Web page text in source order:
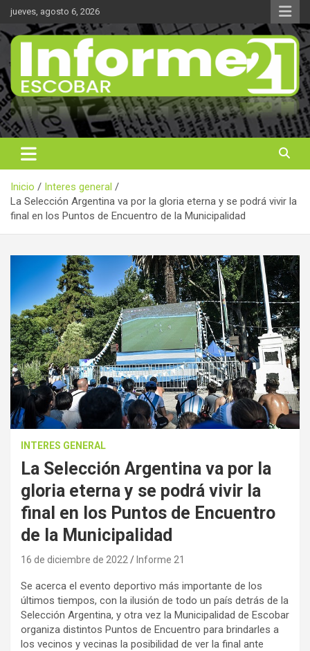
Saltar
contenido
jueves, agosto 6, 2026
Informe 21
Noticas reales
Inicio
Interes general
La Selección Argentina va por la gloria eterna y se podrá vivir la
final en los Puntos de Encuentro de la Municipalidad
INTERES GENERAL
La Selección Argentina va por la
gloria eterna y se podrá vivir la
final en los Puntos de Encuentro
de la Municipalidad
16 de diciembre de 2022 Informe 21
Se acerca el evento deportivo más importante de los
últimos tiempos, con la ilusión de todo un país detrás de la
Selección Argentina, y otra vez la Municipalidad de Escobar
organiza distintos Puntos de Encuentro para brindarles a
los vecinos y vecinas la posibilidad de ver la final ante